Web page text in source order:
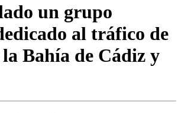
un grupo
al tráfico de
Bahía de Cádiz y